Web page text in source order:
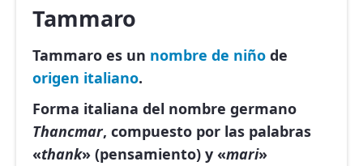
Tammaro
Tammaro es un nombre de niño de
origen italiano.
Forma italiana del nombre germano
Thancmar, compuesto por las palabras
«thank» (pensamiento) y «mari»